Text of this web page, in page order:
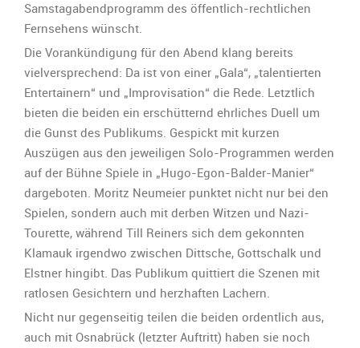
Samstagabendprogramm des öffentlich-rechtlichen
Fernsehens wünscht.
Die Vorankündigung für den Abend klang bereits
vielversprechend: Da ist von einer „Gala“, „talentierten
Entertainern“ und „Improvisation“ die Rede. Letztlich
bieten die beiden ein erschütternd ehrliches Duell um
die Gunst des Publikums. Gespickt mit kurzen
Auszügen aus den jeweiligen Solo-Programmen werden
auf der Bühne Spiele in „Hugo-Egon-Balder-Manier“
dargeboten. Moritz Neumeier punktet nicht nur bei den
Spielen, sondern auch mit derben Witzen und Nazi-
Tourette, während Till Reiners sich dem gekonnten
Klamauk irgendwo zwischen Dittsche, Gottschalk und
Elstner hingibt. Das Publikum quittiert die Szenen mit
ratlosen Gesichtern und herzhaften Lachern.
Nicht nur gegenseitig teilen die beiden ordentlich aus,
auch mit Osnabrück (letzter Auftritt) haben sie noch